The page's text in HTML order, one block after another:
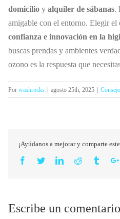
domicilio y alquiler de sábanas.
amigable con el entorno. Elegir el
confianza e innovación en la
buscas prendas y ambientes
ozono es la respuesta que
Por washrocks | agosto 25th, 2025 |
¡Ayúdanos a mejorar y comparte
Facebook
TwitterLinkedinReddit Tumblr
Escribe un comentario